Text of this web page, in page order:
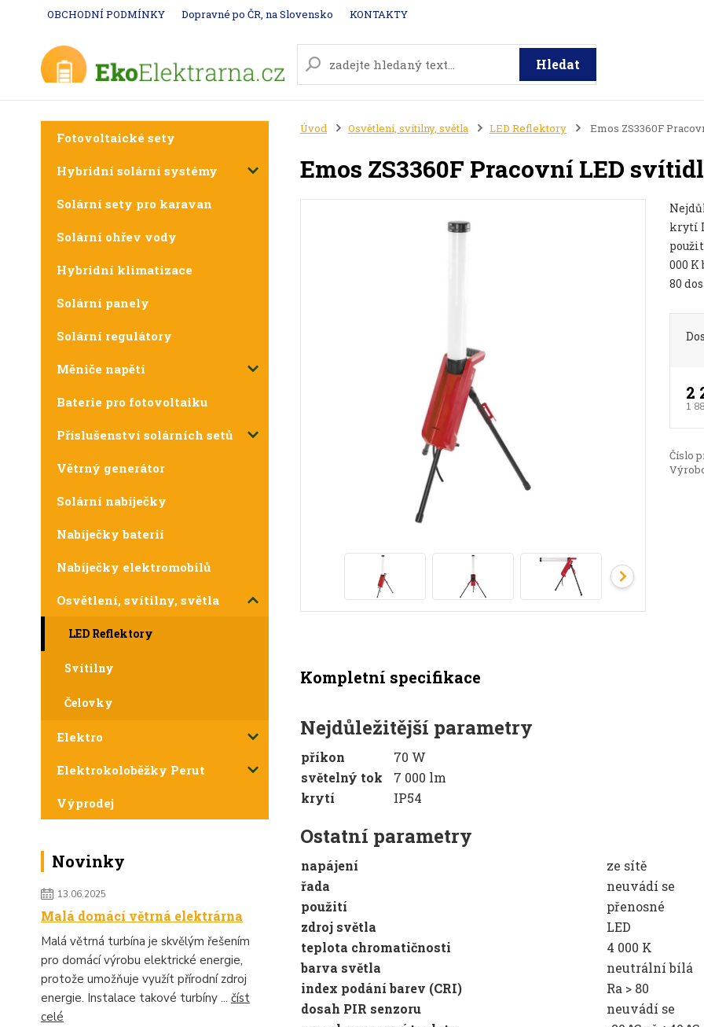
OBCHODNÍ PODMÍNKY Dopravné po ČR, na Slovensko KONTAKTY
Hledat
Fotovoltaické sety
Hybridní solární systémy
Solární sety pro karavan
Solární ohřev vody
Hybridní klimatizace
Solární panely
Solární regulátory
Měniče napětí
Baterie pro fotovoltaiku
Příslušenství solárních setů
Větrný generátor
Solární nabíječky
Nabíječky baterií
Nabíječky elektromobilů
Osvětlení, svítilny, světla
LED Reflektory
Svítilny
Čelovky
Elektro
Elektrokoloběžky Perut
Výprodej
Novinky
13.06.2025
Malá domácí větrná elektrárna
Malá větrná turbína je skvělým řešením
pro domácí výrobu elektrické energie,
protože umožňuje využít přírodní zdroj
energie. Instalace takové turbíny ... číst
celé
Úvod Osvětlení, svítilny, světla LED Reflektory Emos ZS3360F
Emos ZS3360F Pracovní LED
krytí
000
80
2
1
Číslo
Kompletní specifikace
Nejdůležitější parametry
příkon
70 W
světelný tok
7 000 lm
krytí
IP54
Ostatní parametry
napájení
ze sítě
řada
neuvádí se
použití
přenosné
zdroj světla
LED
teplota chromatičnosti
4 000 K
barva světla
neutrální bílá
index podání barev (CRI)
Ra > 80
dosah PIR senzoru
neuvádí se